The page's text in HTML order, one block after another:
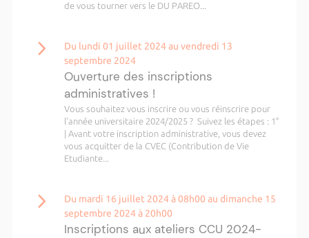
de vous tourner vers le DU PAREO...
Du lundi 01 juillet 2024 au vendredi 13
septembre 2024
Ouverture des inscriptions
administratives !
Vous souhaitez vous inscrire ou vous réinscrire pour
l'année universitaire 2024/2025 ? Suivez les étapes : 1°
| Avant votre inscription administrative, vous devez
vous acquitter de la CVEC (Contribution de Vie
Etudiante...
Du mardi 16 juillet 2024 à 08h00 au dimanche 15
septembre 2024 à 20h00
Inscriptions aux ateliers CCU 2024-